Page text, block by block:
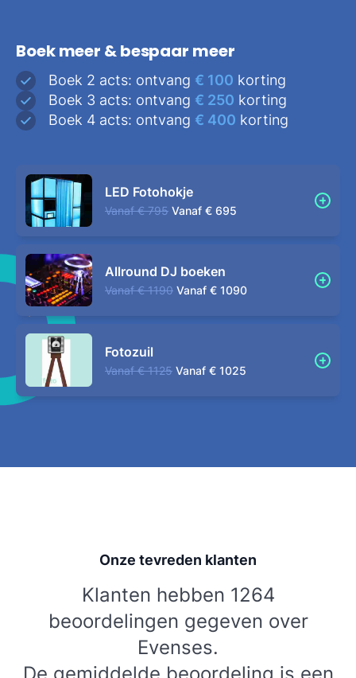
Boek meer & bespaar meer
Boek 2 acts: ontvang € 100 korting
Boek 3 acts: ontvang € 250 korting
Boek 4 acts: ontvang € 400 korting
LED Fotohokje
Vanaf € 795 Vanaf € 695
Allround DJ boeken
Vanaf € 1190 Vanaf € 1090
Fotozuil
Vanaf € 1125 Vanaf € 1025
Onze tevreden klanten
Klanten hebben 1264
beoordelingen gegeven over
Evenses.